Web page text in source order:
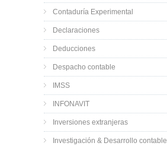
Contaduría Experimental
Declaraciones
Deducciones
Despacho contable
IMSS
INFONAVIT
Inversiones extranjeras
Investigación & Desarrollo contable